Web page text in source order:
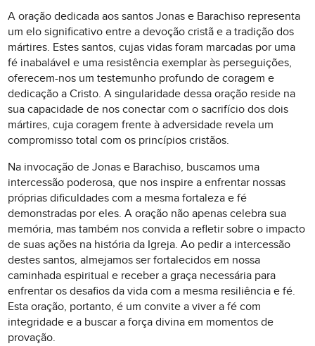
A oração dedicada aos santos Jonas e Barachiso representa
um elo significativo entre a devoção cristã e a tradição dos
mártires. Estes santos, cujas vidas foram marcadas por uma
fé inabalável e uma resistência exemplar às perseguições,
oferecem-nos um testemunho profundo de coragem e
dedicação a Cristo. A singularidade dessa oração reside na
sua capacidade de nos conectar com o sacrifício dos dois
mártires, cuja coragem frente à adversidade revela um
compromisso total com os princípios cristãos.
Na invocação de Jonas e Barachiso, buscamos uma
intercessão poderosa, que nos inspire a enfrentar nossas
próprias dificuldades com a mesma fortaleza e fé
demonstradas por eles. A oração não apenas celebra sua
memória, mas também nos convida a refletir sobre o impacto
de suas ações na história da Igreja. Ao pedir a intercessão
destes santos, almejamos ser fortalecidos em nossa
caminhada espiritual e receber a graça necessária para
enfrentar os desafios da vida com a mesma resiliência e fé.
Esta oração, portanto, é um convite a viver a fé com
integridade e a buscar a força divina em momentos de
provação.